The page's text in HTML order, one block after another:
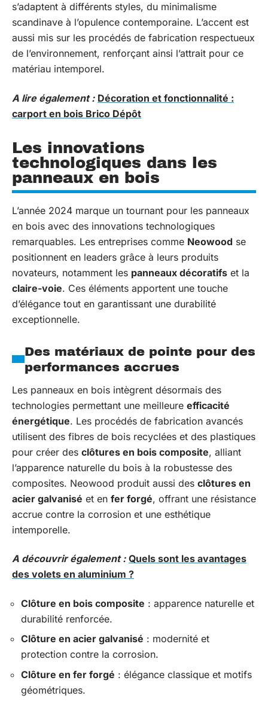
s’adaptent à différents styles, du minimalisme
scandinave à l’opulence contemporaine. L’accent est
aussi mis sur les procédés de fabrication respectueux
de l’environnement, renforçant ainsi l’attrait pour ce
matériau intemporel.
A lire également : Décoration et fonctionnalité :
carport en bois Brico Dépôt
Les innovations
technologiques dans les
panneaux en bois
L’année 2024 marque un tournant pour les panneaux
en bois avec des innovations technologiques
remarquables. Les entreprises comme Neowood se
positionnent en leaders grâce à leurs produits
novateurs, notamment les panneaux décoratifs et la
claire-voie. Ces éléments apportent une touche
d’élégance tout en garantissant une durabilité
exceptionnelle.
Des matériaux de pointe pour des
performances accrues
Les panneaux en bois intègrent désormais des
technologies permettant une meilleure efficacité
énergétique. Les procédés de fabrication avancés
utilisent des fibres de bois recyclées et des plastiques
pour créer des clôtures en bois composite, alliant
l’apparence naturelle du bois à la robustesse des
composites. Neowood produit aussi des clôtures en
acier galvanisé et en fer forgé, offrant une résistance
accrue contre la corrosion et une esthétique
intemporelle.
A découvrir également : Quels sont les avantages
des volets en aluminium ?
Clôture en bois composite : apparence naturelle et
durabilité renforcée.
Clôture en acier galvanisé : modernité et
protection contre la corrosion.
Clôture en fer forgé : élégance classique et motifs
géométriques.